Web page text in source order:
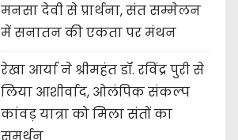
मनसा देवी से प्रार्थना, संत सम्मेलन
में सनातन की एकता पर मंथन
रेखा आर्या ने श्रीमहंत डॉ. रविंद्र पुरी से
लिया आशीर्वाद, ओलंपिक संकल्प
कांवड़ यात्रा को मिला संतों का
समर्थन